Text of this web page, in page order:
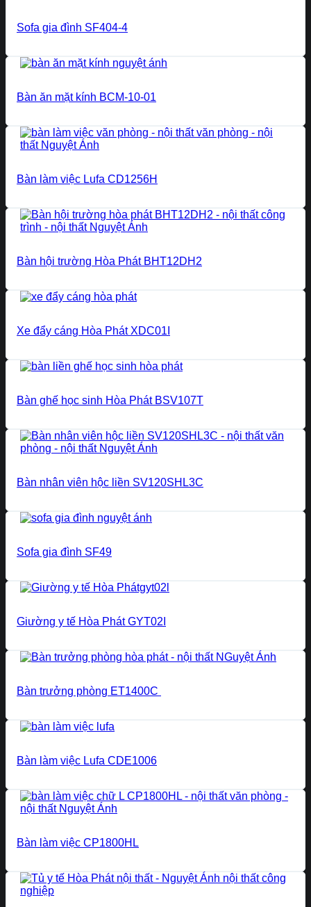
Sofa gia đình SF404-4
Bàn ăn mặt kính BCM-10-01
Bàn làm việc Lufa CD1256H
Bàn hội trường Hòa Phát BHT12DH2
Xe đẩy cáng Hòa Phát XDC01I
Bàn ghế học sinh Hòa Phát BSV107T
Bàn nhân viên hộc liền SV120SHL3C
Sofa gia đình SF49
Giường y tế Hòa Phát GYT02I
Bàn trưởng phòng ET1400C
Bàn làm việc Lufa CDE1006
Bàn làm việc CP1800HL